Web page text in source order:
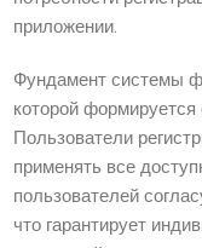
приложении.
Фундамент системы
которой
Пользователи
применять все
пользователей
что гарантирует